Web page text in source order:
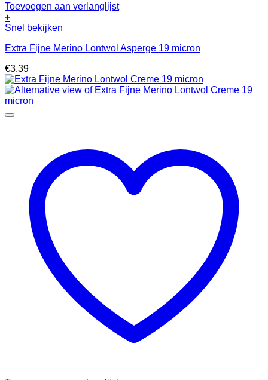
Toevoegen aan verlanglijst
+
Snel bekijken
Extra Fijne Merino Lontwol Asperge 19 micron
€3.39